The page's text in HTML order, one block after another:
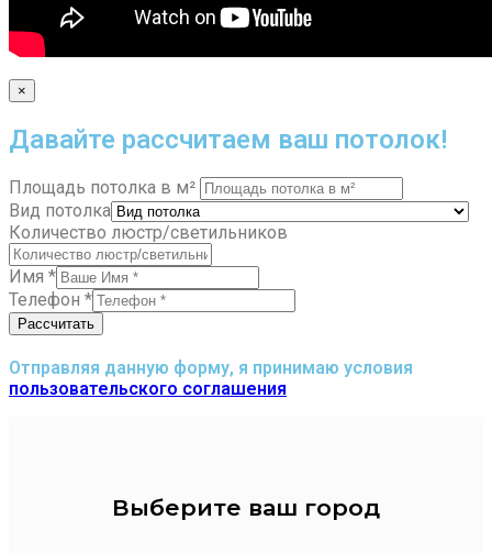
×
Давайте рассчитаем ваш потолок!
Площадь потолка в м²
Вид потолка
Количество люстр/светильников
Имя *
Телефон *
Рассчитать
Отправляя данную форму, я принимаю условия
пользовательского соглашения
Выберите ваш город